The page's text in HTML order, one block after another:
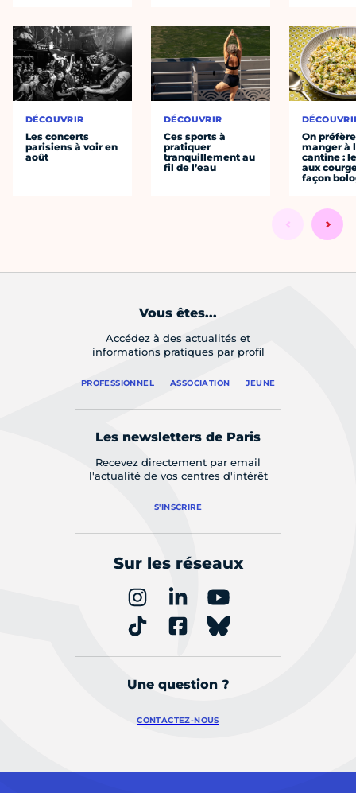
DÉCOUVRIR
Les concerts
parisiens à voir en
août
DÉCOUVRIR
Ces sports à
pratiquer
tranquillement au
fil de l’eau
On préfère
manger à
cantine :
aux
façon
Vous êtes...
Accédez à des actualités et
informations pratiques par profil
PROFESSIONNEL ASSOCIATION JEUNE
Les newsletters de Paris
Recevez directement par email
l'actualité de vos centres d'intérêt
S'INSCRIRE
Sur les réseaux
Une question ?
CONTACTEZ-NOUS